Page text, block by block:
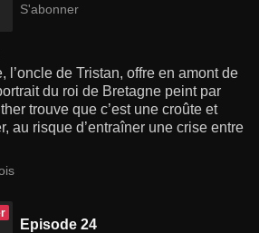
S'abonner
l’oncle de Tristan, offre en amont de
du roi de Bretagne peint par
trouve que c’est une croûte et
au risque d’entraîner une crise entre
Episode 24